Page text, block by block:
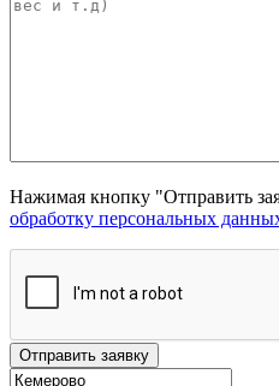
Нажимая кнопку "Отправить
обработку персональных